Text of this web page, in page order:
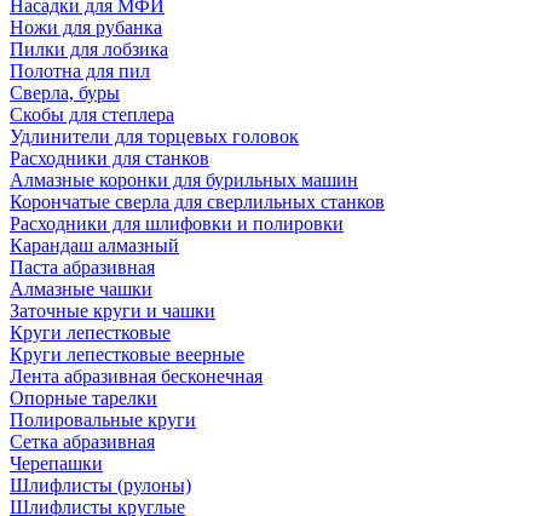
Насадки для МФИ
Ножи для рубанка
Пилки для лобзика
Полотна для пил
Сверла, буры
Скобы для степлера
Удлинители для торцевых головок
Расходники для станков
Алмазные коронки для бурильных машин
Корончатые сверла для сверлильных станков
Расходники для шлифовки и полировки
Карандаш алмазный
Паста абразивная
Алмазные чашки
Заточные круги и чашки
Круги лепестковые
Круги лепестковые веерные
Лента абразивная бесконечная
Опорные тарелки
Полировальные круги
Сетка абразивная
Черепашки
Шлифлисты (рулоны)
Шлифлисты круглые